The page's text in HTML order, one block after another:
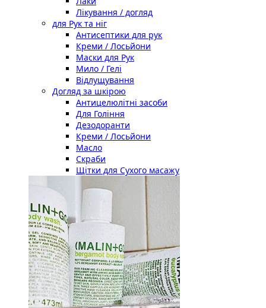
Лікування / догляд
для Рук та ніг
Антисептики для рук
Креми / Лосьйони
Маски для Рук
Мило / Гелі
Відлущування
Догляд за шкірою
Антицелюлітні засоби
Для Гоління
Дезодоранти
Креми / Лосьйони
Масло
Скраби
Щітки для Сухого масажу